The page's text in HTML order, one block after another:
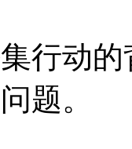
动的
题。